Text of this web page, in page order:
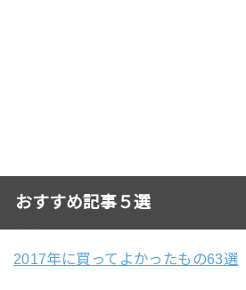
おすすめ記事５選
2017年に買ってよかったもの63選